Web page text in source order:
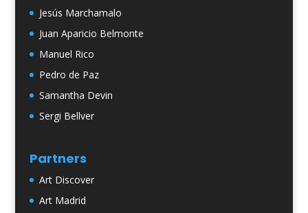
Jesús Marchamalo
Juan Aparicio Belmonte
Manuel Rico
Pedro de Paz
Samantha Devin
Sergi Bellver
Partners
Art Discover
Art Madrid